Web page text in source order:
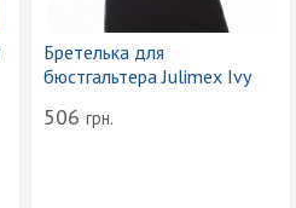
Бретелька для
бюстгальтера Julimex Ivy
506 грн.